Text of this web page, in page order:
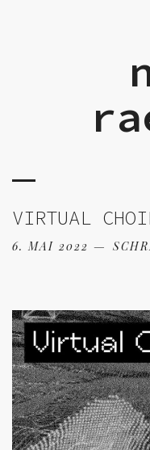
VIRTUAL
6. MAI 2022